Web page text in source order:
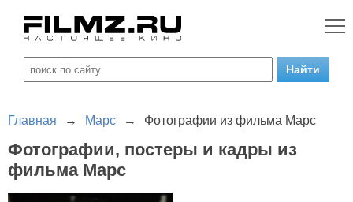
Главная → Марс → Фотографии из фильма Марс
Фотографии, постеры и кадры из
фильма Марс